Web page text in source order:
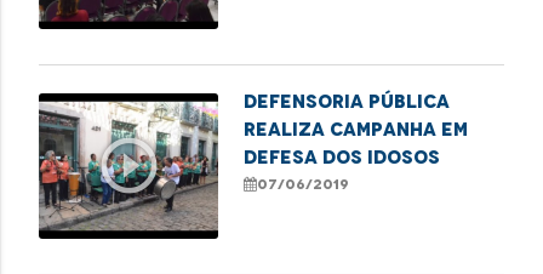
play_circle_outline
Defensoria Pública
realiza campanha em
defesa dos idosos
07/06/2019